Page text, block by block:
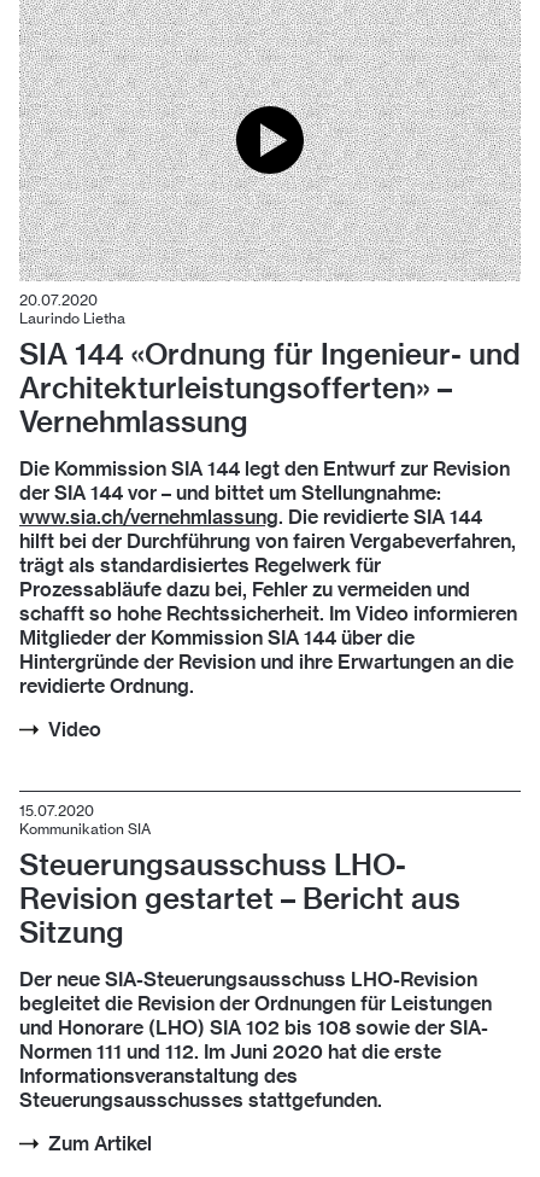
20.07.2020
Laurindo Lietha
SIA 144 «Ordnung für Ingenieur- und
Architekturleistungsofferten» –
Vernehmlassung
Die Kommission SIA 144 legt den Entwurf zur Revision
der SIA 144 vor – und bittet um Stellungnahme:
www.sia.ch/vernehmlassung. Die revidierte SIA 144
hilft bei der Durchführung von fairen Vergabeverfahren,
trägt als standardisiertes Regelwerk für
Prozessabläufe dazu bei, Fehler zu vermeiden und
schafft so hohe Rechtssicherheit. Im Video informieren
Mitglieder der Kommission SIA 144 über die
Hintergründe der Revision und ihre Erwartungen an die
revidierte Ordnung.
Video
15.07.2020
Kommunikation SIA
Steuerungsausschuss LHO-
Revision gestartet – Bericht aus
Sitzung
Der neue SIA-Steuerungsausschuss LHO-Revision
begleitet die Revision der Ordnungen für Leistungen
und Honorare (LHO) SIA 102 bis 108 sowie der SIA-
Normen 111 und 112. Im Juni 2020 hat die erste
Informationsveranstaltung des
Steuerungsausschusses stattgefunden.
Zum Artikel